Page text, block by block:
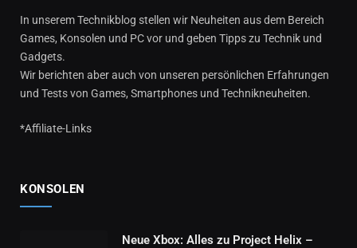
In unserem Technikblog stellen wir Neuheiten aus dem Bereich
Games, Konsolen und PC vor und geben Tipps zu Technik und
Gadgets.
Wir berichten aber auch von unseren persönlichen Erfahrungen
und Tests von Games, Smartphones und Technikneuheiten.
*Affiliate-Links
KONSOLEN
Neue Xbox: Alles zu Project Helix –